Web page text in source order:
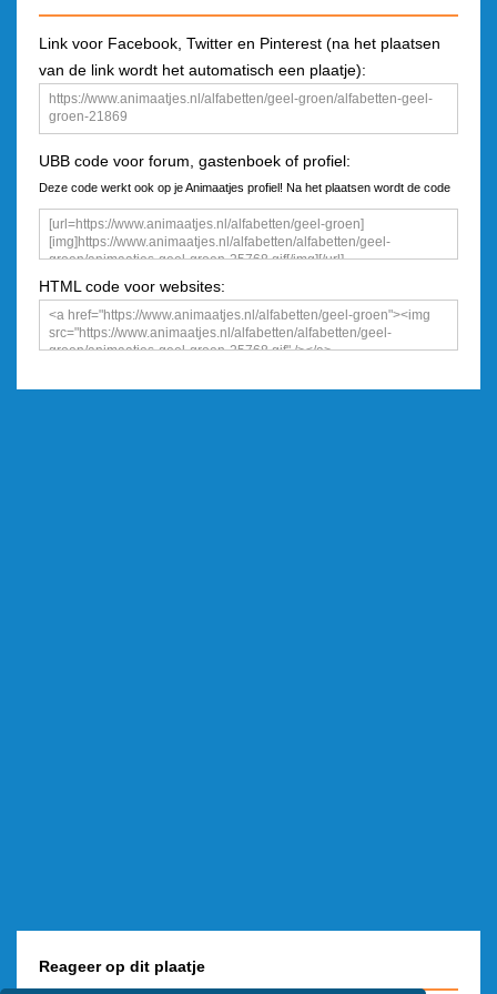
Link voor Facebook, Twitter en Pinterest (na het plaatsen
van de link wordt het automatisch een plaatje):
UBB code voor forum, gastenboek of profiel:
Deze code werkt ook op je Animaatjes profiel! Na het plaatsen wordt de code
een plaatje
HTML code voor websites:
Reageer op dit plaatje